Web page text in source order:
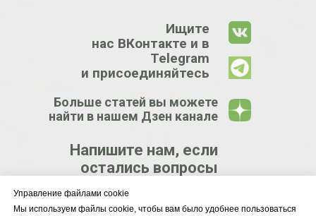
Управление файлами cookie
Мы используем файлы cookie, чтобы вам было удобнее пользоваться
Напишите нам, если
остались вопросы
Ищите
нас ВКонтакте и в
Telegram
и присоединяйтесь
КРУПНЕЙШИЙ
Больше статей вы можете
найти в нашем Дзен канале